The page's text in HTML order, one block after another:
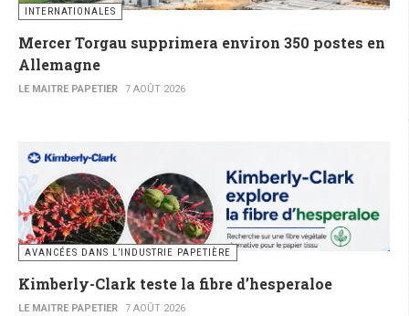
INTERNATIONALES
Mercer Torgau supprimera environ 350 postes en
Allemagne
LE MAITRE PAPETIER 7 AOÛT 2026
AVANCÉES DANS L’INDUSTRIE PAPETIÈRE
Kimberly-Clark teste la fibre d’hesperaloe
LE MAITRE PAPETIER 7 AOÛT 2026